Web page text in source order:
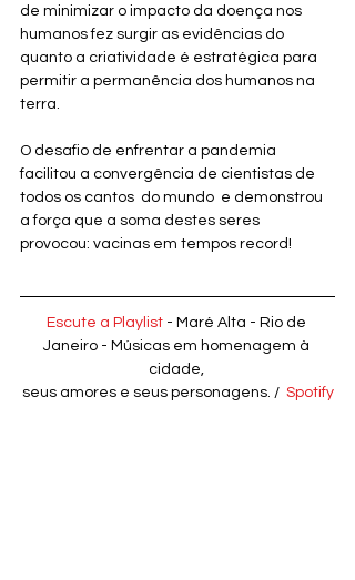
de minimizar o impacto da doença nos
humanos fez surgir as evidências do
quanto a criatividade é estratégica para
permitir a permanência dos humanos na
terra.
O desafio de enfrentar a pandemia
facilitou a convergência de cientistas de
todos os cantos  do mundo  e demonstrou
a força que a soma destes seres
provocou: vacinas em tempos record!
Escute a Playlist - Maré Alta - Rio de
Janeiro - Músicas em homenagem à
cidade,
seus amores e seus personagens. / Spotify